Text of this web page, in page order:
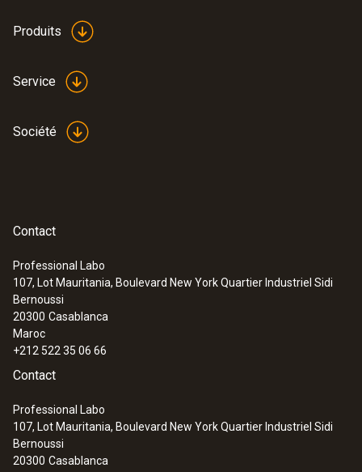
Produits
Service
Société
Contact
Professional Labo
107, Lot Mauritania, Boulevard New York Quartier Industriel Sidi
Bernoussi
20300 Casablanca
Maroc
+212 522 35 06 66
Contact
Professional Labo
107, Lot Mauritania, Boulevard New York Quartier Industriel Sidi
Bernoussi
20300 Casablanca